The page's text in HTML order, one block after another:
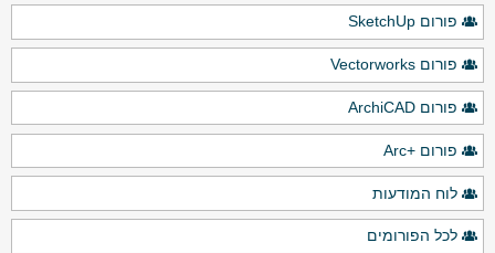
פורום SketchUp
פורום Vectorworks
פורום ArchiCAD
פורום +Arc
לוח המודעות
לכל הפורומים